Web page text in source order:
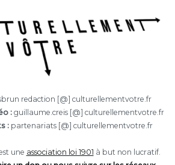
redaction [@] culturellementvotre.fr
: guillaume.creis [@] culturellementvotre.fr
: partenariats [@] culturellementvotre.fr
une association loi 1901 à but non lucratif.